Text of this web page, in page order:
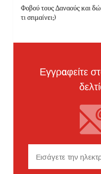
2024-03-21
κατέληξε ο
αίτια του
2024-03-21
Hellenic Train: Με
Φοβού τους Δαναούς και
τι σημαίνει;)
Εγγραφείτε